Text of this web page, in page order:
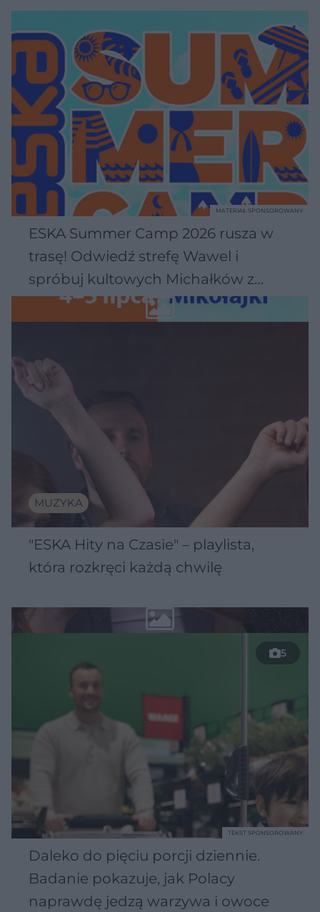
ESKA Summer Camp 2026 rusza w
trasę! Odwiedź strefę Wawel i
spróbuj kultowych Michałków z
Wawelu
MATERIAŁ SPONSOROWANY
MUZYKA
"ESKA Hity na Czasie" – playlista,
która rozkręci każdą chwilę
5
Daleko do pięciu porcji dziennie.
Badanie pokazuje, jak Polacy
naprawdę jedzą warzywa i owoce
TEKST SPONSOROWANY